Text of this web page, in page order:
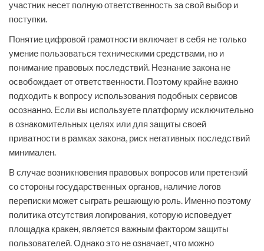
участник несет полную ответственность за свой выбор и
поступки.
Понятие цифровой грамотности включает в себя не только
умение пользоваться техническими средствами, но и
понимание правовых последствий. Незнание закона не
освобождает от ответственности. Поэтому крайне важно
подходить к вопросу использования подобных сервисов
осознанно. Если вы используете платформу исключительно
в ознакомительных целях или для защиты своей
приватности в рамках закона, риск негативных последствий
минимален.
В случае возникновения правовых вопросов или претензий
со стороны государственных органов, наличие логов
переписки может сыграть решающую роль. Именно поэтому
политика отсутствия логирования, которую исповедует
площадка кракен, является важным фактором защиты
пользователей. Однако это не означает, что можно